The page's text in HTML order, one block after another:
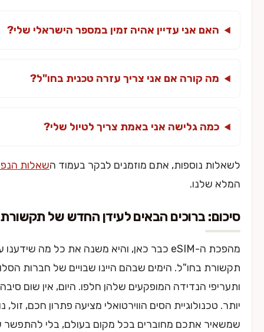
אני עדיין אהיה זמין במספר הישראלי שלי?
קורה אם אני צריך עזרה טכנית בחו"ל?
גלישה אני באמת צריך לטיול שלי?
נוספות, אתם מוזמנים לבקר בעמוד השאלות הנפוצות
ברוכים הבאים לעידן החדש של תקשורת בחו"ל
מהפכת ה-eSIM כבר כאן, והיא משנה את כל מה שידענו על
בחו"ל. הימים שבהם היינו שבויים של חברות הסלולר
הנדידה המופקעים שלהן חלפו. היום, אין שום סיבה לשלם
הסים הווירטואלי מציעה פתרון חכם, זול, נוח ובטוח
אתכם מחוברים בכל מקום בעולם, בלי להתפשר על